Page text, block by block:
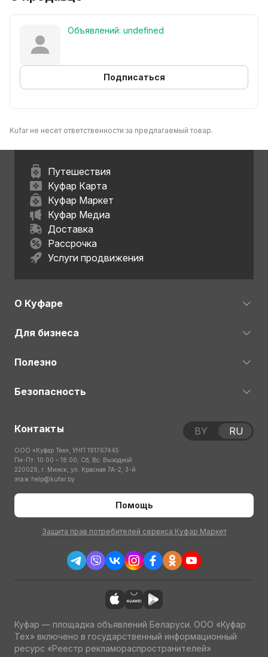
Объявлений: undefined
Подписаться
Kufar не несет ответственности за предлагаемый товар.
Путешествия
Куфар Карта
Куфар Маркет
Куфар Медиа
Доставка
Рассрочка
Услуги продвижения
О Куфаре
Для бизнеса
Полезно
Безопасность
Контакты
ООО «Куфар Тех», УНП 191767445
Пн-Пт: 10:00 – 18:00; Сб, Вс: Выходной
220029, г. Минск, ул. Красная 7А-2, 3-й
этаж help@kufar.by
Помощь
Защита прав потребителей сервиса Куфар Маркет
BY RU
Куфар — площадка объявлений Беларуси. ООО «Куфар
Тех» включено в государственный информационный
ресурс «Реестр рекламораспространителей»